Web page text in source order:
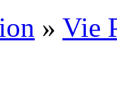
» Vie